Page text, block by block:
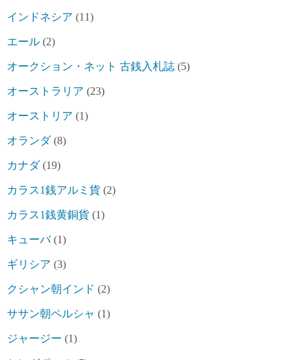
インドネシア (11)
エール (2)
オークション・ネット 古銭入札誌 (5)
オーストラリア (23)
オーストリア (1)
オランダ(8)
カナダ(19)
カラス1銭アルミ貨 (2)
カラス1銭黄銅貨 (1)
キューバ(1)
ギリシア (3)
クシャン朝インド (2)
ササン朝ペルシャ (1)
ジャージー (1)